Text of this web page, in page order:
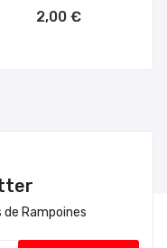
2,00 €
Rampoines